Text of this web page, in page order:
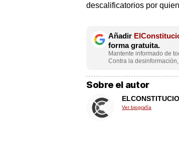
descalificatorios por
Añadir
forma gratuita.
Mantente informado de
Contra la
Sobre el autor
Ver biografía